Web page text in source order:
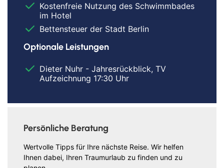
Kostenfreie Nutzung des Schwimmbades
im Hotel
Bettensteuer der Stadt Berlin
Optionale Leistungen
Dieter Nuhr - Jahresrückblick, TV
Aufzeichnung 17:30 Uhr
Persönliche Beratung
Wertvolle Tipps für Ihre nächste Reise. Wir helfen
Ihnen dabei, Ihren Traumurlaub zu finden und zu